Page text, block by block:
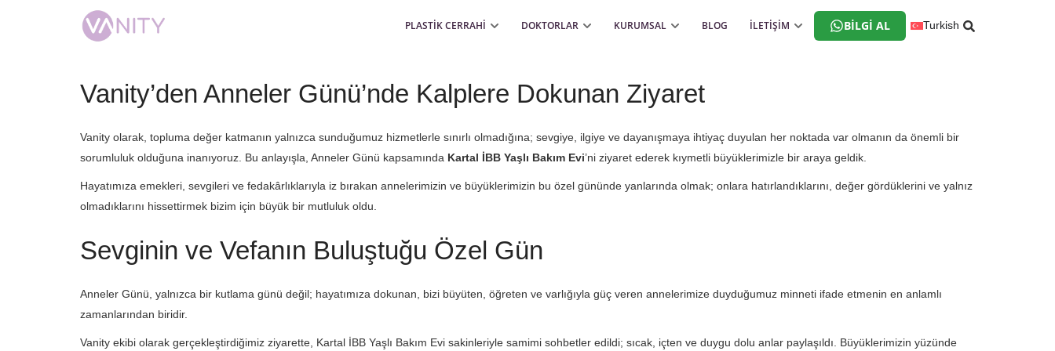
PLASTİK CERRAHİ DOKTORLAR KURUMSAL BLOG İLETİŞİM BILGI AL Turkish
Vanity’den Anneler Günü’nde Kalplere Dokunan Ziyaret
Vanity olarak, topluma değer katmanın yalnızca sunduğumuz hizmetlerle sınırlı olmadığına; sevgiye, ilgiye ve dayanışmaya ihtiyaç duyulan her noktada var olmanın da önemli bir
sorumluluk olduğuna inanıyoruz. Bu anlayışla, Anneler Günü kapsamında Kartal İBB Yaşlı Bakım Evi’ni ziyaret ederek kıymetli büyüklerimizle bir araya geldik.
Hayatımıza emekleri, sevgileri ve fedakârlıklarıyla iz bırakan annelerimizin ve büyüklerimizin bu özel gününde yanlarında olmak; onlara hatırlandıklarını, değer gördüklerini ve yalnız
olmadıklarını hissettirmek bizim için büyük bir mutluluk oldu.
Sevginin ve Vefanın Buluştuğu Özel Gün
Anneler Günü, yalnızca bir kutlama günü değil; hayatımıza dokunan, bizi büyüten, öğreten ve varlığıyla güç veren annelerimize duyduğumuz minneti ifade etmenin en anlamlı
zamanlarından biridir.
Vanity ekibi olarak gerçekleştirdiğimiz ziyarette, Kartal İBB Yaşlı Bakım Evi sakinleriyle samimi sohbetler edildi; sıcak, içten ve duygu dolu anlar paylaşıldı. Büyüklerimizin yüzünde